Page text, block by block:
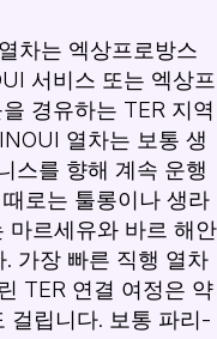
차는 엑상프로방스
서비스 또는 엑상프
경유하는 TER 지역
열차는 보통 생
스를 향해 계속 운행
로는 툴롱이나 생라
마르세유와 바르 해안
가장 빠른 직행 열차
TER 연결 여정은 약
걸립니다. 보통 파리-